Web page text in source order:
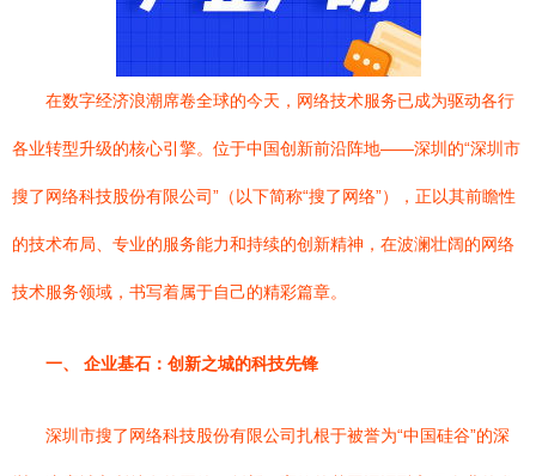
在数字经济浪潮席卷全球的今天，网络技术服务已成为驱动各行
各业转型升级的核心引擎。位于中国创新前沿阵地——深圳的“深圳市
搜了网络科技股份有限公司”（以下简称“搜了网络”），正以其前瞻性
的技术布局、专业的服务能力和持续的创新精神，在波澜壮阔的网络
技术服务领域，书写着属于自己的精彩篇章。
一、 企业基石：创新之城的科技先锋
深圳市搜了网络科技股份有限公司扎根于被誉为“中国硅谷”的深